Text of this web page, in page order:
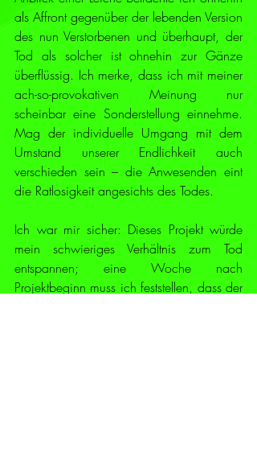
als Affront gegenüber der lebenden Version
des nun Verstorbenen und überhaupt, der
Tod als solcher ist ohnehin zur Gänze
überflüssig. Ich merke, dass ich mit meiner
ach-so-provokativen Meinung nur
scheinbar eine Sonderstellung einnehme.
Mag der individuelle Umgang mit dem
Umstand unserer Endlichkeit auch
verschieden sein – die Anwesenden eint
die Ratlosigkeit angesichts des Todes.
Ich war mir sicher: Dieses Projekt würde
mein schwieriges Verhältnis zum Tod
entspannen; eine Woche nach
Projektbeginn muss ich feststellen, dass der